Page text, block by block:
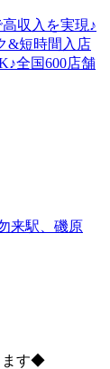
収入を実現♪
&短時間入店
全国600店舗
来駅、磯原
ます◆